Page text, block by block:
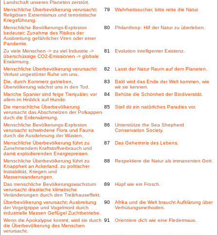
Landschaft unseres Planeten zerstört.
Menschliche Überbevölkerung verursacht:
Religiösen Extremismus und terroristische
Kriegsführung.
79 Wahrheitssucher, bitte rette die Natur.
Menschliche Bevölkerungs-Explosion
bedeutet: Zunahme des Risikos der
Ausbreitung gefährlicher Viren oder einer
Pandemie.
80 Philanthrop: Hilf der Natur zu überleben.
Zu viele Menschen -> zu viel Industrie ->
überschüssige CO2-Emissionen -> globale
Erwärmung.
81 Evolution intelligenter Existenz.
Menschliche Überbevölkerung verursacht:
Verlust ungestörter Ruhe um uns.
82 Lasst der Natur Raum auf dem Planeten.
Die, durch Kommerz getrieben,
Übervölkerung wächst uns in den Tod.
83
Bald wird das Ende der Welt kommen, wie
wir sie kennen.
Manche Spanier sind feige Tierquäler, vor
allem im Hinblick auf Hunde.
84 Behüte die Schönheit der Biodiversität.
Die menschliche Überbevölkerung
verursacht das Abschmelzen der Polkappen
duch die Erderwärmung.
85 Stell dir ein natürliches Paradies vor.
Menschliche Bevölkerungs-Explosion
verursacht schwindene Flora und Fauna
durch die Ausdehnung der Wüsten.
86
Unterstütze the Sea Shepherd
Conservation Society.
Menschliche Überbevölkerung führt zu
Zunehmendem Kraftstoffverbrauch und
damit explodierenden Energiepreisen.
87 Das Geheimnis des Lebens.
Menschliche Überbevölkerung führt zu
Knappheit an Ackerland, zu politischer
Instabilität, Kriegen und
Massenwanderungen.
88 Respektiere die Natur als immanenten Gott.
Das menschliche Bevölkerungswachstum
verursacht drastische klimatische
Veränderungen durch den Treibhauseffekt.
89 Hüpf wie ein Frosch.
Überbevölkerung verursacht: Ausbreitung
der Vogelgrippe und Vogelmord durch
industrielle Massen Geflügel Zuchtbetriebe.
90
Afrika und die Welt braucht Aufklärung über
Verhütungsmethoden.
Wenn die Apokalypse kommt, wird sie durch
die Überbevölkerung des Menschen
verursacht.
91 Orientiere dich wie eine Fledermaus.